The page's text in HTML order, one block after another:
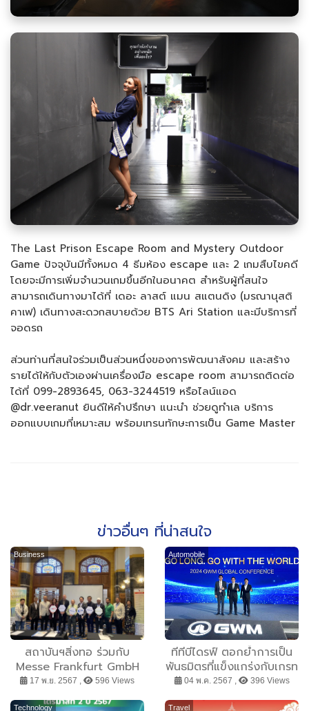
The Last Prison Escape Room and Mystery Outdoor
Game ปัจจุบันมีทั้งหมด 4 ธีมห้อง escape และ 2 เกมสืบไขคดี
โดยจะมีการเพิ่มจำนวนเกมขึ้นอีกในอนาคต สำหรับผู้ที่สนใจ
สามารถเดินทางมาได้ที่ เดอะ ลาสต์ แมน สแตนดิง (มรณานุสติ
คาเฟ) เดินทางสะดวกสบายด้วย BTS Ari Station และมีบริการที่
จอดรถ
ส่วนท่านที่สนใจร่วมเป็นส่วนหนึ่งของการพัฒนาสังคม และสร้าง
รายได้ให้กับตัวเองผ่านเครื่องมือ escape room สามารถติดต่อ
ได้ที่ 099-2893645, 063-3244519 หรือไลน์แอด
@dr.veeranut ยินดีให้คำปรึกษา แนะนำ ช่วยดูทำเล บริการ
ออกแบบเกมที่เหมาะสม พร้อมเทรนทักษะการเป็น Game Master
ข่าวอื่นๆ ที่น่าสนใจ
Business
สถาบันฯสิ่งทอ ร่วมกับ
Messe Frankfurt GmbH
เร่งหนุน SME ไทย ดันกลุ่ม
เคหะสิ่งทอ ลุยเปิดตลาดโลก
17 พ.ย. 2567 , 596 Views
Automobile
ทีทีบีไดรฟ์ ตอกย้ำการเป็น
พันธมิตรที่แข็งแกร่งกับเกรท
วอลล์ มอเตอร์ ค่ายรถยนต์
xEV ชั้นนำสัญชาติจีน เป็น
04 พ.ค. 2567 , 396 Views
Technology Travel